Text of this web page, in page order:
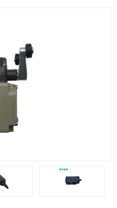
滑线指示灯
光电开关
拉绳开关